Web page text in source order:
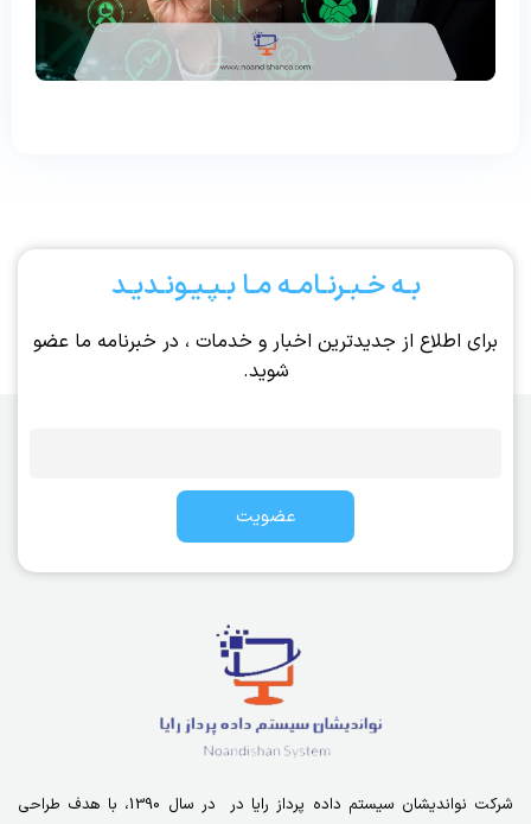
بـه خـبـرنـامـه مـا بـپـیـونـدیـد
برای اطلاع از جدیدترین اخبار و خدمات ، در خبرنامه ما عضو
شوید.
شرکت نواندیشان سیستم داده پرداز رایا در در سال 1390، با هدف طراحی